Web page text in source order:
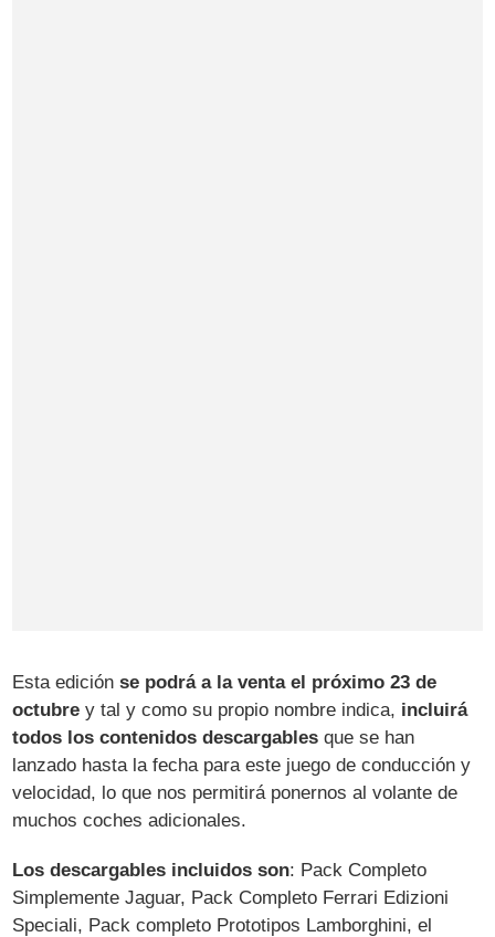
Esta ediciónse podrá a la venta el próximo 23 de
octubre y tal y como su propio nombre indica, incluirá
todos los contenidos descargables que se han
lanzado hasta la fecha para este juego de conducción y
velocidad, lo que nos permitirá ponernos al volante de
muchos coches adicionales.
Los descargables incluidos son: Pack Completo
Simplemente Jaguar, Pack Completo Ferrari Edizioni
Speciali, Pack completo Prototipos Lamborghini, el